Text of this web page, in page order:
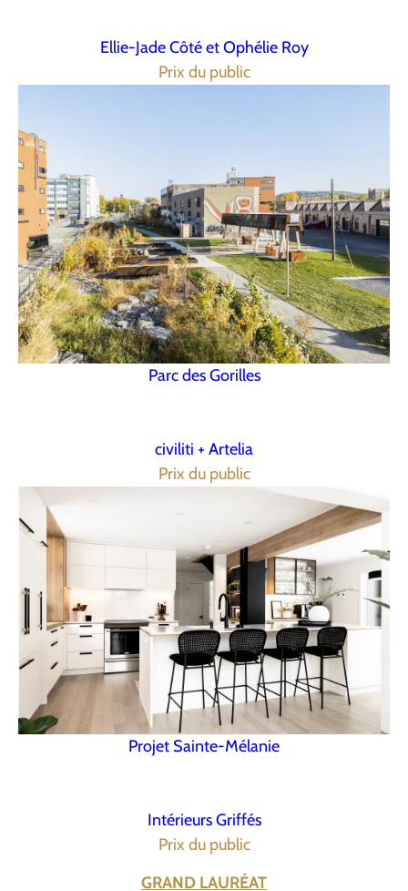
Ellie-Jade Côté et Ophélie Roy
Prix du public
Parc des Gorilles
civiliti + Artelia
Prix du public
Projet Sainte-Mélanie
Intérieurs Griffés
Prix du public
GRAND LAURÉAT